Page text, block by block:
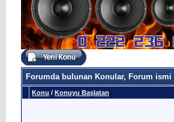
Forumda bulunan Konular, Forum ismi
Konu / Konuyu Başlatan